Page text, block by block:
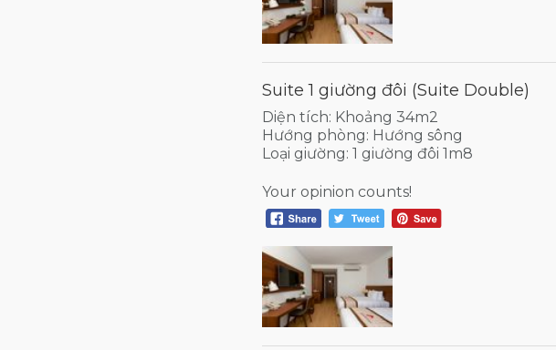
Suite 1 giường đôi (Suite Double)
Diện tích: Khoảng 34m2
Hướng phòng: Hướng sông
Loại giường: 1 giường đôi 1m8
Your opinion counts!